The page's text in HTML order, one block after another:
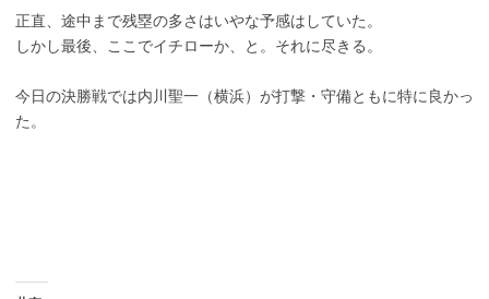
正直、途中まで残塁の多さはいやな予感はしていた。
しかし最後、ここでイチローか、と。それに尽きる。
今日の決勝戦では内川聖一（横浜）が打撃・守備ともに特に良かっ
た。